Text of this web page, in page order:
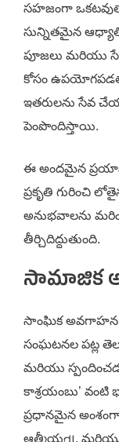
సహజంగా
సున్నితమైన
పూజలు మరియు
కోసం
ఇతరులను సేవ
పెంపొందిస్తాయి.
ఈ అందమైన
ప్రకృతి గురించి
అనుభవాలను
తీర్చిదిద్దుతుంది.
సామాజిక
సాంఘిక అవగాహన
సంఘటనల పట్ల
మరియు
కాశ్రయంబు’
ప్రధానమైన
ఆత్మీయતા,